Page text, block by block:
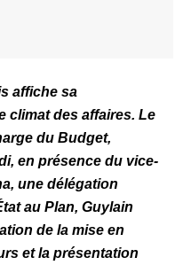
affiche sa
climat des affaires. Le
du Budget,
en présence du vice-
une délégation
au Plan, Guylain
de la mise en
et la présentation